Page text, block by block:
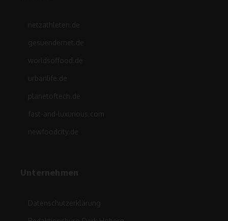
netzathleten.de
gesuendernet.de
worldsoffood.de
urbanlife.de
planetoftech.de
fast-and-luxurious.com
newfoodcity.de
Unternehmen
Datenschutzerklärung